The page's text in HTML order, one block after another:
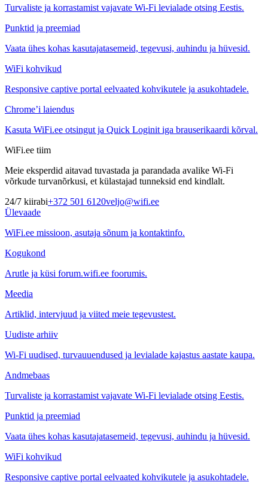
Turvaliste ja korrastamist vajavate Wi-Fi levialade otsing Eestis.
Punktid ja preemiad
Vaata ühes kohas kasutajatasemeid, tegevusi, auhindu ja hüvesid.
WiFi kohvikud
Responsive captive portal eelvaated kohvikutele ja asukohtadele.
Chrome’i laiendus
Kasuta WiFi.ee otsingut ja Quick Loginit iga brauserikaardi kõrval.
WiFi.ee tiim
Meie eksperdid aitavad tuvastada ja parandada avalike Wi-Fi
võrkude turvanõrkusi, et külastajad tunneksid end kindlalt.
24/7 kiirabi+372 501 6120veljo@wifi.ee
Ülevaade
WiFi.ee missioon, asutaja sõnum ja kontaktinfo.
Kogukond
Arutle ja küsi forum.wifi.ee foorumis.
Meedia
Artiklid, intervjuud ja viited meie tegevustest.
Uudiste arhiiv
Wi-Fi uudised, turvauuendused ja levialade kajastus aastate kaupa.
Andmebaas
Turvaliste ja korrastamist vajavate Wi-Fi levialade otsing Eestis.
Punktid ja preemiad
Vaata ühes kohas kasutajatasemeid, tegevusi, auhindu ja hüvesid.
WiFi kohvikud
Responsive captive portal eelvaated kohvikutele ja asukohtadele.